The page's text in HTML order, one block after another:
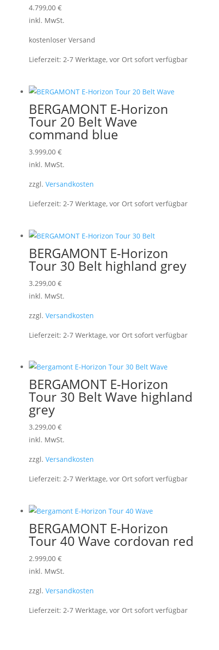
4.799,00 €
inkl. MwSt.
kostenloser Versand
Lieferzeit: 2-7 Werktage, vor Ort sofort verfügbar
BERGAMONT E-Horizon
Tour 20 Belt Wave
command blue
3.999,00 €
inkl. MwSt.
zzgl. Versandkosten
Lieferzeit: 2-7 Werktage, vor Ort sofort verfügbar
BERGAMONT E-Horizon
Tour 30 Belt highland grey
3.299,00 €
inkl. MwSt.
zzgl. Versandkosten
Lieferzeit: 2-7 Werktage, vor Ort sofort verfügbar
BERGAMONT E-Horizon
Tour 30 Belt Wave highland
grey
3.299,00 €
inkl. MwSt.
zzgl. Versandkosten
Lieferzeit: 2-7 Werktage, vor Ort sofort verfügbar
BERGAMONT E-Horizon
Tour 40 Wave cordovan red
2.999,00 €
inkl. MwSt.
zzgl. Versandkosten
Lieferzeit: 2-7 Werktage, vor Ort sofort verfügbar